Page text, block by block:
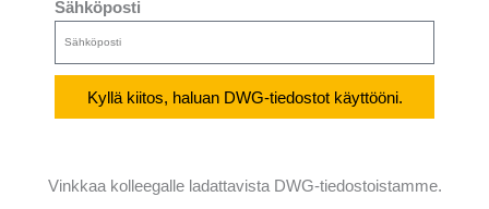
Sähköposti
Kyllä kiitos, haluan DWG-tiedostot käyttööni.
Vinkkaa kolleegalle ladattavista DWG-tiedostoistamme.